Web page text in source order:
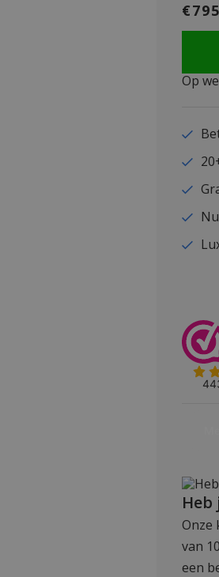
€795
Op
Heb
Onze
van
een